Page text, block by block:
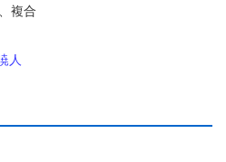
複合
人